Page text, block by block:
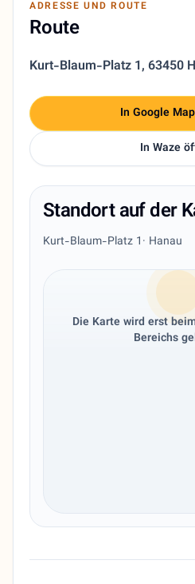
ADRESSE UND ROUTE
Route
Kurt-Blaum-Platz 1, 63450
In Google
In Waze
Standort auf der
Kurt-Blaum-Platz 1· Hanau
Die Karte wird erst
Bereichs